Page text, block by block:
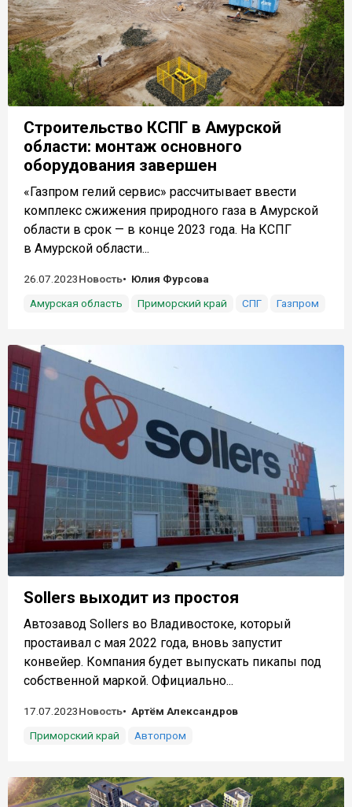
Строительство КСПГ в Амурской
области: монтаж основного
оборудования завершен
«Газпром гелий сервис» рассчитывает ввести
комплекс сжижения природного газа в Амурской
области в срок — в конце 2023 года. На КСПГ
в Амурской области...
26.07.2023Новость
Юлия Фурсова
Амурская область
Приморский край СПГ Газпром
Sollers выходит из простоя
Автозавод Sollers во Владивостоке, который
простаивал с мая 2022 года, вновь запустит
конвейер. Компания будет выпускать пикапы под
собственной маркой. Официально...
17.07.2023Новость
Артём Александров
Приморский край
Автопром